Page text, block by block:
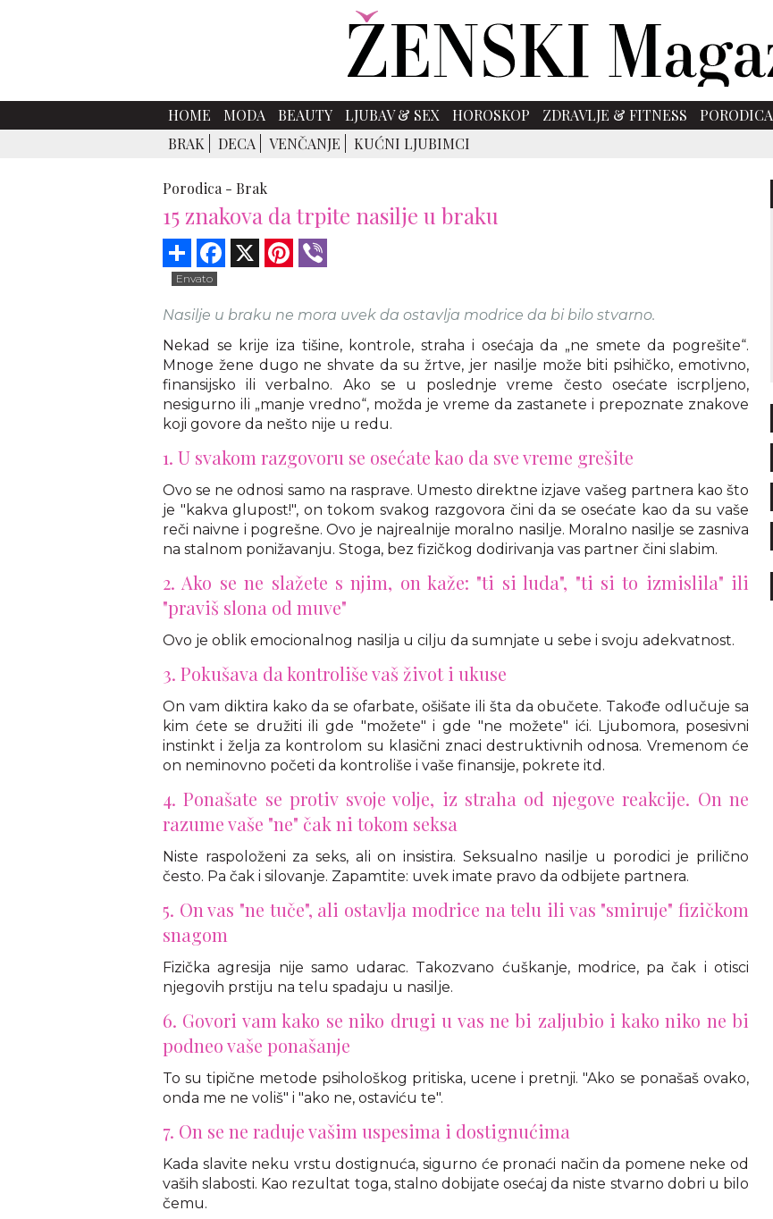
HOME MODA BEAUTY LJUBAV & SEX HOROSKOP ZDRAVLJE & FITNESS PORODICA
BRAK
DECA VENČANJE KUĆNI LJUBIMCI
Porodica - Brak
15 znakova da trpite nasilje u braku
Share Facebook Pinterest
Envato
Nasilje u braku ne mora uvek da ostavlja modrice da bi bilo stvarno.
Nekad se krije iza tišine, kontrole, straha i osećaja da „ne smete da pogrešite“.
Mnoge žene dugo ne shvate da su žrtve, jer nasilje može biti psihičko, emotivno,
finansijsko ili verbalno. Ako se u poslednje vreme često osećate iscrpljeno,
nesigurno ili „manje vredno“, možda je vreme da zastanete i prepoznate znakove
koji govore da nešto nije u redu.
1. U svakom razgovoru se osećate kao da sve vreme grešite
Ovo se ne odnosi samo na rasprave. Umesto direktne izjave vašeg partnera kao što
je "kakva glupost!", on tokom svakog razgovora čini da se osećate kao da su vaše
reči naivne i pogrešne. Ovo je najrealnije moralno nasilje. Moralno nasilje se zasniva
na stalnom ponižavanju. Stoga, bez fizičkog dodirivanja vas partner čini slabim.
2. Ako se ne slažete s njim, on kaže: "ti si luda", "ti si to izmislila" ili
"praviš slona od muve"
Ovo je oblik emocionalnog nasilja u cilju da sumnjate u sebe i svoju adekvatnost.
3. Pokušava da kontroliše vaš život i ukuse
On vam diktira kako da se ofarbate, ošišate ili šta da obučete. Takođe odlučuje sa
kim ćete se družiti ili gde "možete" i gde "ne možete" ići. Ljubomora, posesivni
instinkt i želja za kontrolom su klasični znaci destruktivnih odnosa. Vremenom će
on neminovno početi da kontroliše i vaše finansije, pokrete itd.
4. Ponašate se protiv svoje volje, iz straha od njegove reakcije. On ne
razume vaše "ne" čak ni tokom seksa
Niste raspoloženi za seks, ali on insistira. Seksualno nasilje u porodici je prilično
često. Pa čak i silovanje. Zapamtite: uvek imate pravo da odbijete partnera.
5. On vas "ne tuče", ali ostavlja modrice na telu ili vas "smiruje" fizičkom
snagom
Fizička agresija nije samo udarac. Takozvano ćuškanje, modrice, pa čak i otisci
njegovih prstiju na telu spadaju u nasilje.
6. Govori vam kako se niko drugi u vas ne bi zaljubio i kako niko ne bi
podneo vaše ponašanje
To su tipične metode psihološkog pritiska, ucene i pretnji. "Ako se ponašaš ovako,
onda me ne voliš" i "ako ne, ostaviću te".
7. On se ne raduje vašim uspesima i dostignućima
Kada slavite neku vrstu dostignuća, sigurno će pronaći način da pomene neke od
vaših slabosti. Kao rezultat toga, stalno dobijate osećaj da niste stvarno dobri u bilo
čemu.